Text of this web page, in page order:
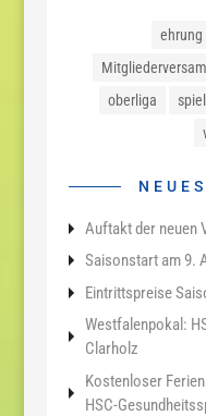
ehrung
oberliga
Auftakt der neuen
Saisonstart am 9.
Eintrittspreise
Westfalenpokal:
Clarholz
Kostenloser
HSC-